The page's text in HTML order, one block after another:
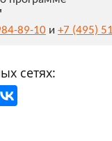
89-10 и +7 (495)
сетях: